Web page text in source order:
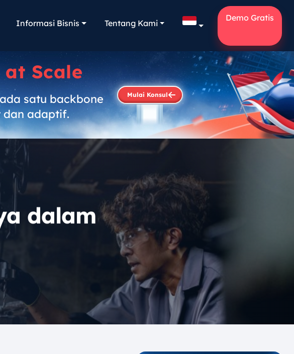
Informasi Bisnis Tentang Kami
Demo Gratis
at Scale
satu backbone
dan adaptif.
Mulai Konsul
dalam